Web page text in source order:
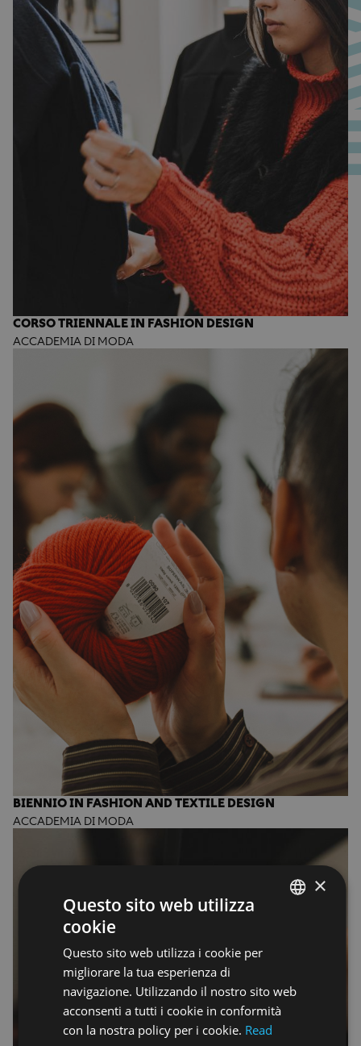
CORSO TRIENNALE IN FASHION DESIGN
ACCADEMIA DI MODA
BIENNIO IN FASHION AND TEXTILE DESIGN
ACCADEMIA DI MODA
×
Questo sito web utilizza
cookie
Questo sito web utilizza i cookie per
migliorare la tua esperienza di
navigazione. Utilizzando il nostro sito web
acconsenti a tutti i cookie in conformità
con la nostra policy per i cookie. Read